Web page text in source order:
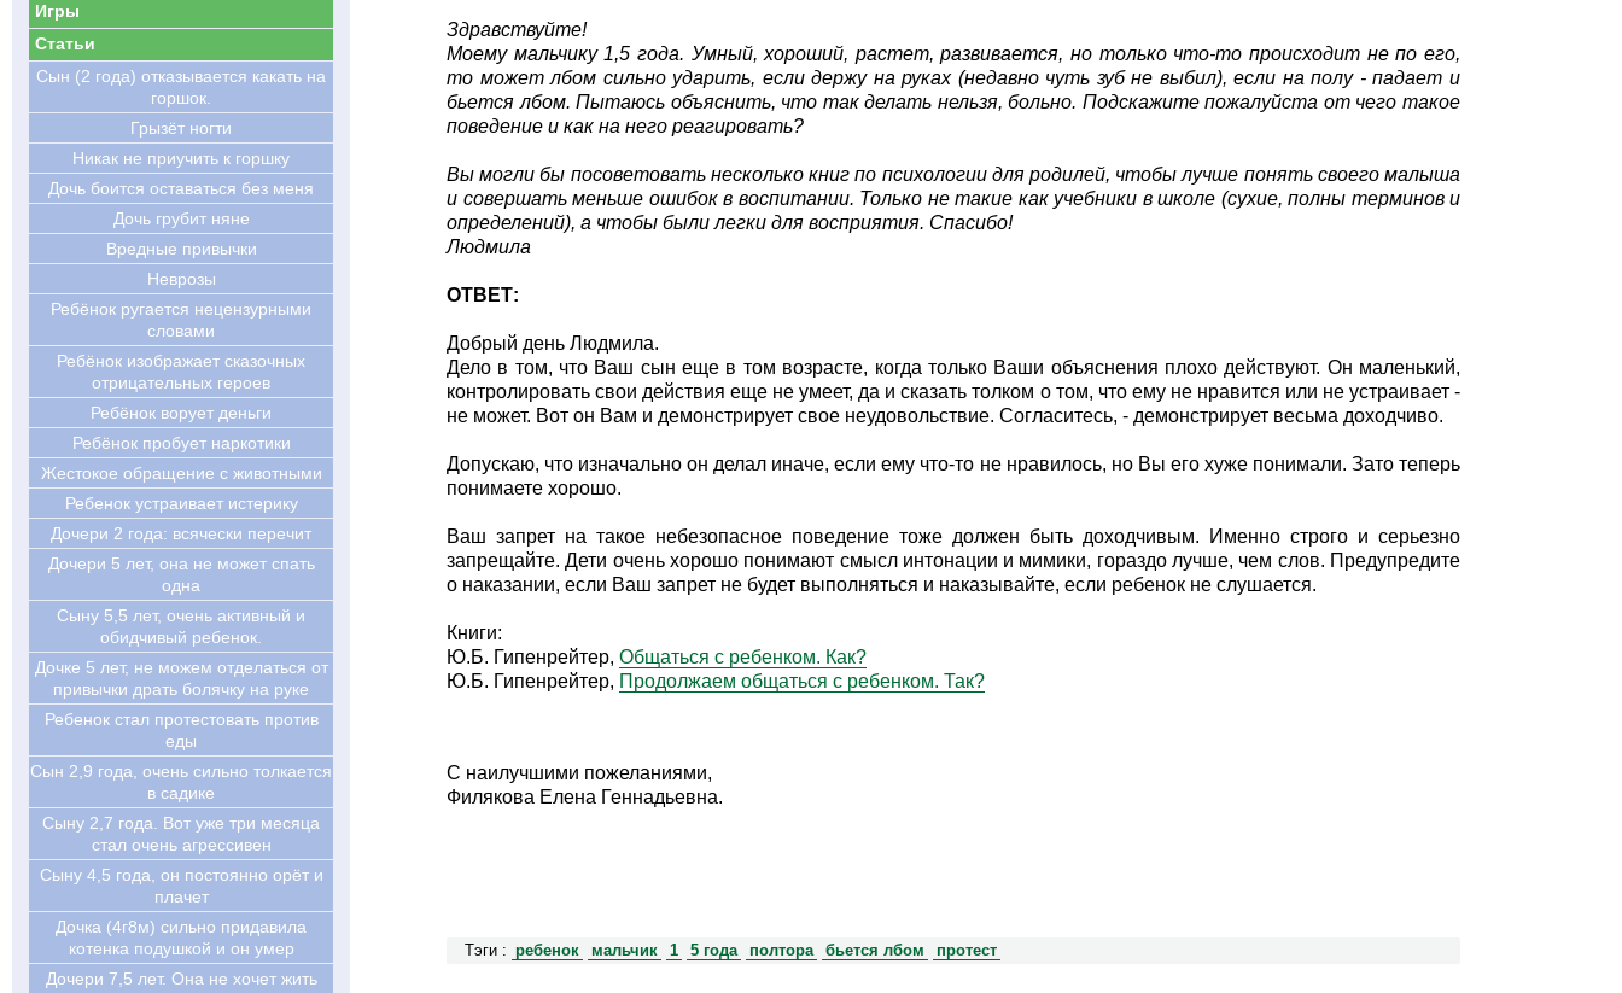
Здравствуйте!
Моему мальчику 1,5 года. Умный, хороший, растет, развивается, но только что-то происходит не по его,
то может лбом сильно ударить, если держу на руках (недавно чуть зуб не выбил), если на полу - падает и
бьется лбом. Пытаюсь объяснить, что так делать нельзя, больно. Подскажите пожалуйста от чего такое
поведение и как на него реагировать?
Вы могли бы посоветовать несколько книг по психологии для родилей, чтобы лучше понять своего малыша
и совершать меньше ошибок в воспитании. Только не такие как учебники в школе (сухие, полны терминов и
определений), а чтобы были легки для восприятия. Спасибо!
Людмила
ОТВЕТ:
Добрый день Людмила.
Дело в том, что Ваш сын еще в том возрасте, когда только Ваши объяснения плохо действуют. Он маленький,
контролировать свои действия еще не умеет, да и сказать толком о том, что ему не нравится или не устраивает -
не может. Вот он Вам и демонстрирует свое неудовольствие. Согласитесь, - демонстрирует весьма доходчиво.
Допускаю, что изначально он делал иначе, если ему что-то не нравилось, но Вы его хуже понимали. Зато теперь
понимаете хорошо.
Ваш запрет на такое небезопасное поведение тоже должен быть доходчивым. Именно строго и серьезно
запрещайте. Дети очень хорошо понимают смысл интонации и мимики, гораздо лучше, чем слов. Предупредите
о наказании, если Ваш запрет не будет выполняться и наказывайте, если ребенок не слушается.
Книги:
Ю.Б. Гипенрейтер, Общаться с ребенком. Как?
Ю.Б. Гипенрейтер, Продолжаем общаться с ребенком. Так?
С наилучшими пожеланиями,
Филякова Елена Геннадьевна.
Тэги : ребенок мальчик 1 5 года полтора бьется лбом протест
Игры
Статьи
Сын (2 года) отказывается какать на
горшок.
Грызёт ногти
Никак не приучить к горшку
Дочь боится оставаться без меня
Дочь грубит няне
Вредные привычки
Неврозы
Ребёнок ругается нецензурными
словами
Ребёнок изображает сказочных
отрицательных героев
Ребёнок ворует деньги
Ребёнок пробует наркотики
Жестокое обращение с животными
Ребенок устраивает истерику
Дочери 2 года: всячески перечит
Дочери 5 лет, она не может спать
одна
Сыну 5,5 лет, очень активный и
обидчивый ребенок.
Дочке 5 лет, не можем отделаться от
привычки драть болячку на руке
Ребенок стал протестовать против
еды
Cын 2,9 года, очень сильно толкается
в садике
Cыну 2,7 года. Вот уже три месяца
стал очень агрессивен
Cыну 4,5 года, он постоянно орёт и
плачет
Дочка (4г8м) сильно придавила
котенка подушкой и он умер
Дочери 7,5 лет. Она не хочет жить